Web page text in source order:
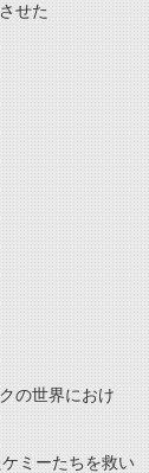
せた
の世界におけ
ミーたちを救い